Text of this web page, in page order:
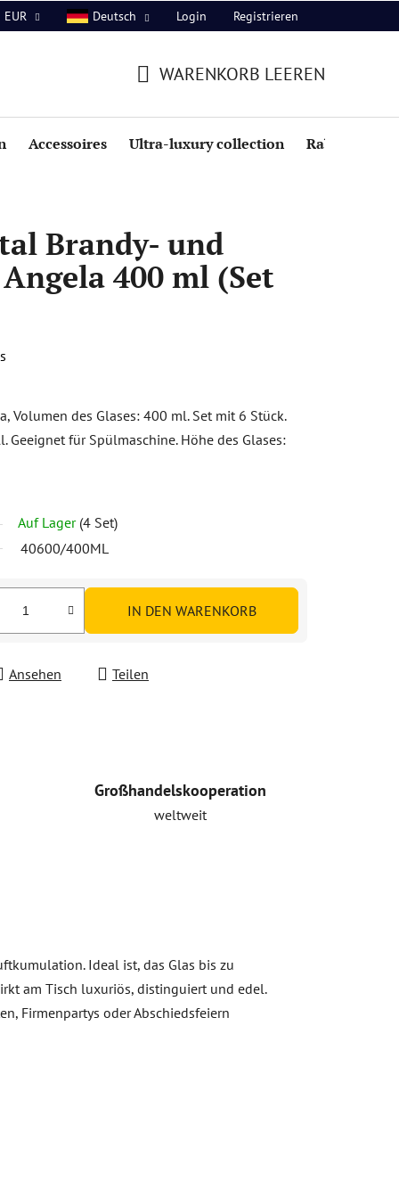
EUR Deutsch Login Registrieren
WARENKORB LEEREN
Accessoires Ultra-luxury collection Rabatte
Brandy- und
400 ml (Set
Volumen des Glases: 400 ml. Set mit 6 Stück.
für Spülmaschine. Höhe des Glases:
Auf Lager (4 Set)
40600/400ML
IN DEN WARENKORB
Ansehen Teilen
Großhandelskooperation
weltweit
Ideal ist, das Glas bis zu
am Tisch luxuriös, distinguiert und edel.
Firmenpartys oder Abschiedsfeiern